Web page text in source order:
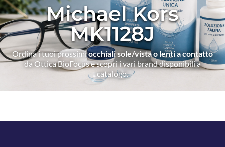
Michael Kors
MK1128J
Ordina i tuoi prossimiocchiali sole/vista o lenti a contatto
da Ottica BioFocus e scopri i vari brand disponibili a
catalogo.